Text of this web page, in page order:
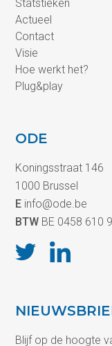
Statstieken
Actueel
Contact
Visie
Hoe werkt het?
Plug&play
ODE
Koningsstraat 146
1000 Brussel
E info@ode.be
BTW BE 0458 610
Blijf op de hoogte